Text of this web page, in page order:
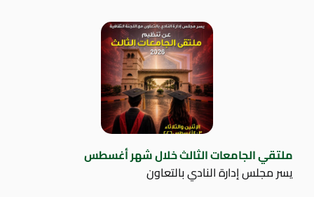
ملتقي الجامعات الثالث خلال شهر أغسطس
يسر مجلس إدارة النادي بالتعاون